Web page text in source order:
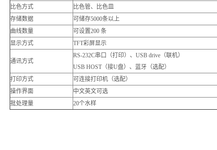
比色方式
比色管、比色皿
存储数据
可储存5000条以上
曲线数量
可设置200 条
显示方式
TFT彩屏显示
通讯方式
RS-232C串口（打印）、USB drive（联机）
USB HOST（接U盘）、蓝牙（选配）
打印方式
可连接打印机（选配）
操作界面
中文英文可选
批处理量
20个水样